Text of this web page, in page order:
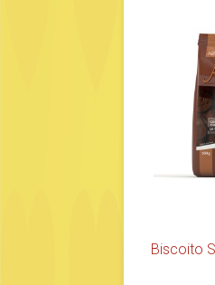
Biscoito